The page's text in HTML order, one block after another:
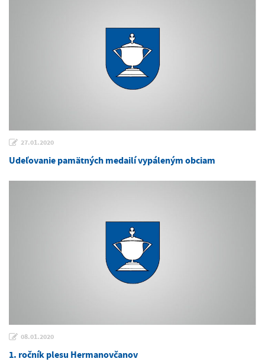
27.01.2020
Udeľovanie pamätných medailí vypáleným obciam
08.01.2020
1. ročník plesu Hermanovčanov